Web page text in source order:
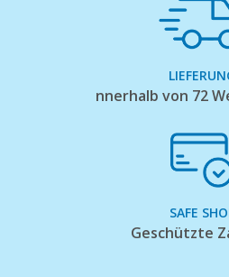
nnerhalb von 72
SAFE
Geschützte